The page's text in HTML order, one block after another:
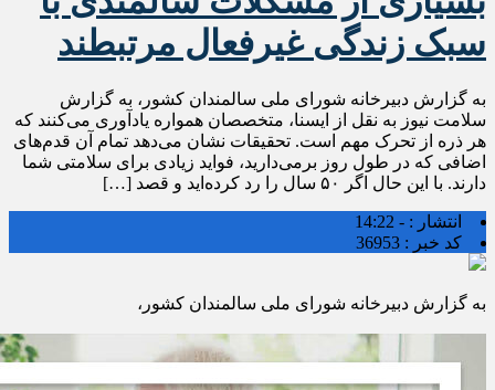
سبک زندگی غیرفعال مرتبطند
به گزارش دبیرخانه شورای ملی سالمندان کشور، به گزارش
سلامت نیوز به نقل از ایسنا، متخصصان همواره یادآوری می‌کنند که
هر ذره از تحرک مهم است. تحقیقات نشان می‌دهد تمام آن قدم‌های
اضافی که در طول روز برمی‌دارید، فواید زیادی برای سلامتی شما
دارند. با این حال اگر ۵۰ سال را رد کرده‌اید و قصد […]
انتشار : - 14:22
کد خبر : 36953
به گزارش دبیرخانه شورای ملی سالمندان کشور،